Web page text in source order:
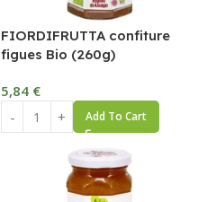
FIORDIFRUTTA confiture
figues Bio (260g)
5,84 €
Add To Cart